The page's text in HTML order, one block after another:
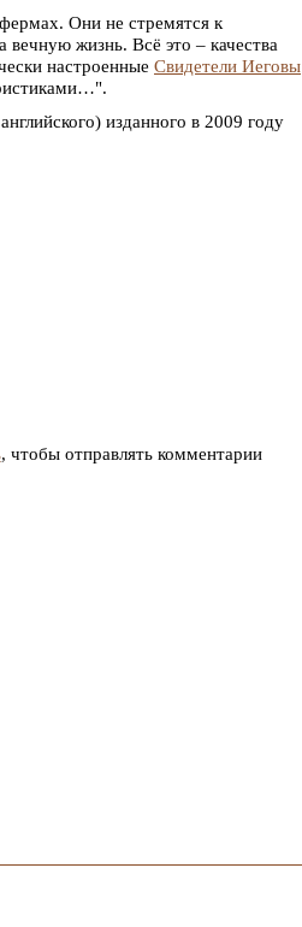
Они не стремятся к
жизнь. Всё это – качества
настроенные Свидетели Иеговы
изданного в 2009 году
, чтобы отправлять комментарии